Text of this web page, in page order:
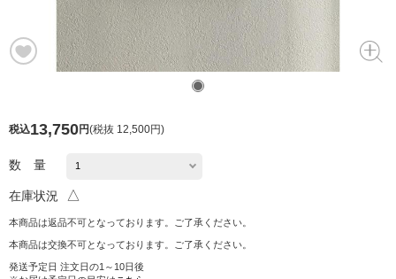
税込13,750円(税抜 12,500円)
数 量
在庫状況 △
本商品は返品不可となっております。ご了承ください。
本商品は交換不可となっております。ご了承ください。
発送予定日 注文日の1～10日後